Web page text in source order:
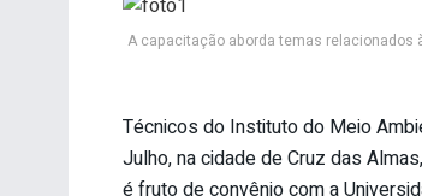
A capacitação aborda temas
Técnicos do Instituto do Meio
Julho, na cidade de Cruz das
é fruto de convênio com a